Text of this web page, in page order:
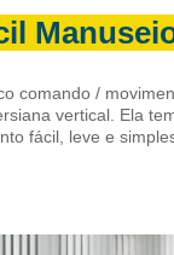
comando /
vertical. Ela
fácil, leve e